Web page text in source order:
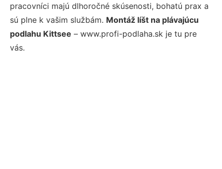
pracovníci majú dlhoročné skúsenosti, bohatú prax a
sú plne k vašim službám. Montáž líšt na plávajúcu
podlahu Kittsee – www.profi-podlaha.sk je tu pre
vás.